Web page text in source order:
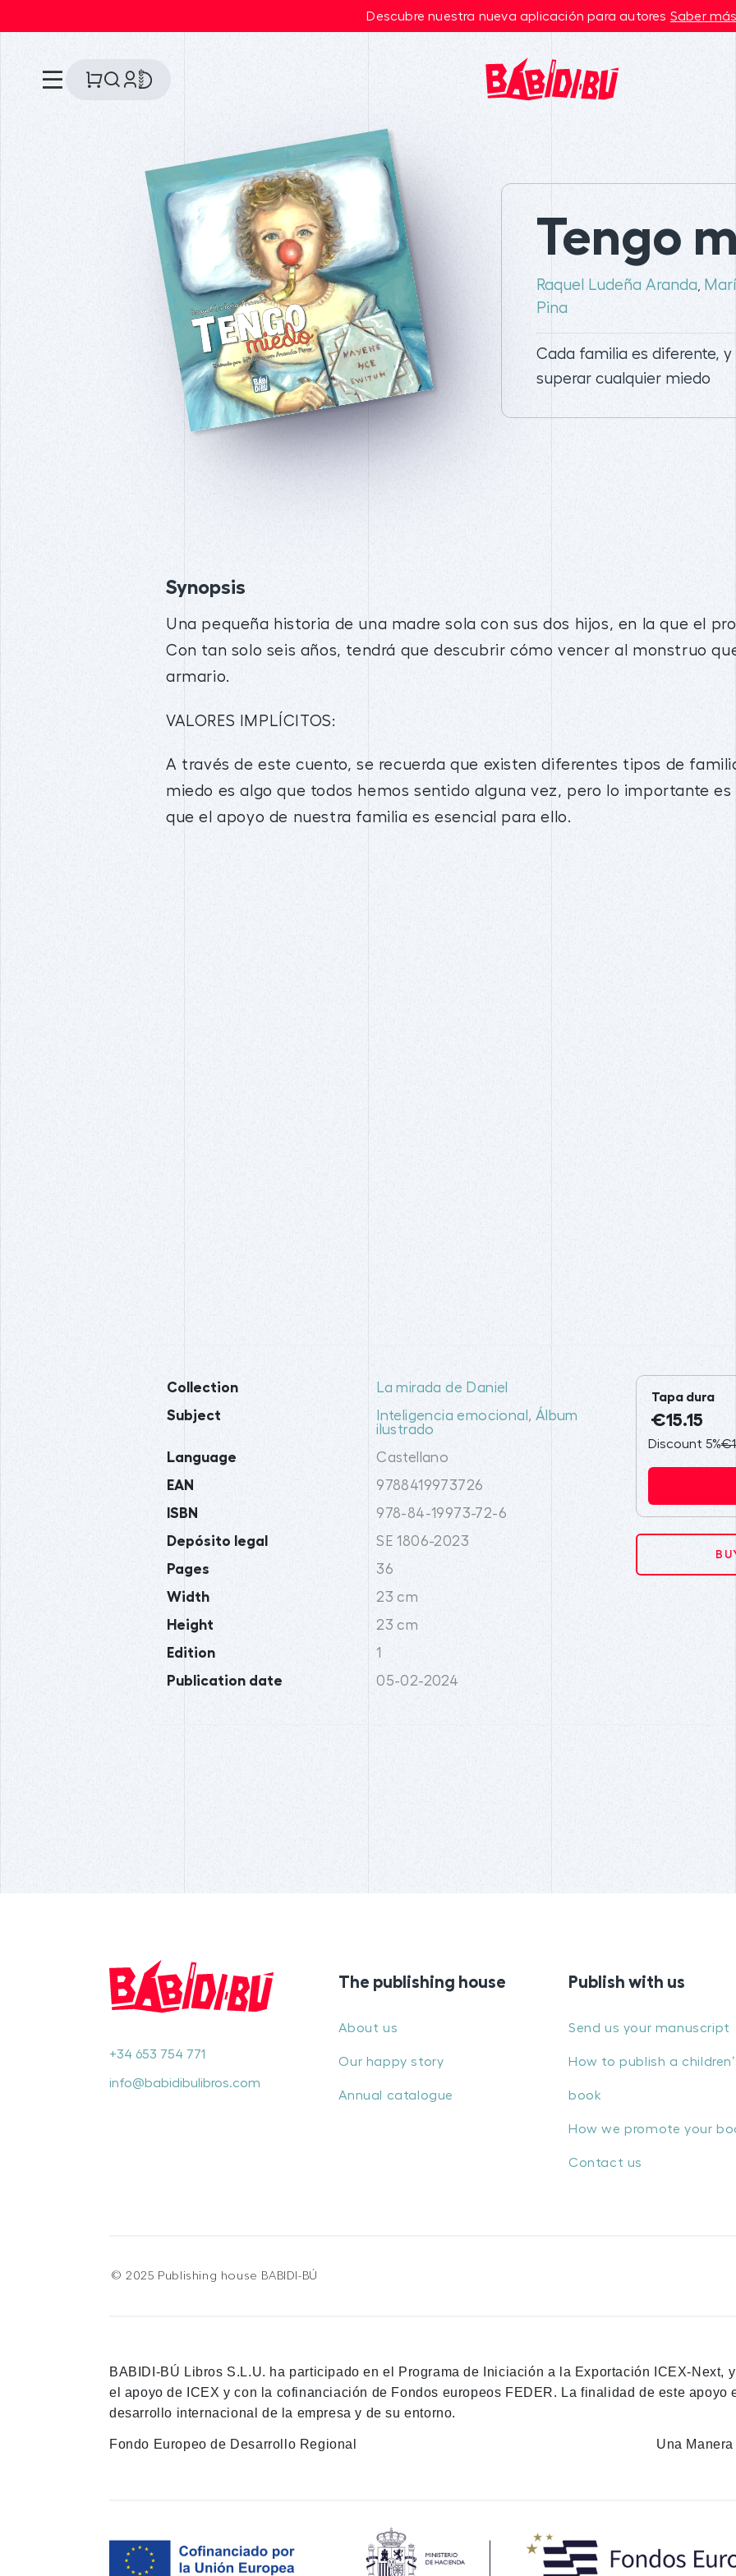
Descubre nuestra nueva aplicación para autores Saber
Tengo
Raquel Ludeña Aranda
Pina
Cada familia es diferente,
superar cualquier miedo
Synopsis
Una pequeña historia de una madre sola con sus dos hijos, en la que el
Con tan solo seis años, tendrá que descubrir cómo vencer al monstruo
armario.
VALORES IMPLÍCITOS:
A través de este cuento, se recuerda que existen diferentes tipos de
miedo es algo que todos hemos sentido alguna vez, pero lo importante
que el apoyo de nuestra familia es esencial para ello.
Collection La mirada de Daniel
Subject Inteligencia emocional , Álbum
ilustrado
Language Castellano
EAN 9788419973726
ISBN 978-84-19973-72-6
Depósito legal SE 1806-2023
Pages 36
Width 23 cm
Height 23 cm
Edition 1
Publication date 05-02-2024
Tapa dura
€15.15
Discount 5%
+34 653 754 771
info@babidibulibros.com
The publishing house
About us
Our happy story
Annual catalogue
Publish with us
Send us your manuscript
How to publish a
book
How we promote your
Contact us
© 2025 Publishing house BABIDI-BÚ
BABIDI-BÚ Libros S.L.U. ha participado en el Programa de Iniciación a la Exportación ICEX-Next,
el apoyo de ICEX y con la cofinanciación de Fondos europeos FEDER. La finalidad de este apoyo
desarrollo internacional de la empresa y de su entorno.
Fondo Europeo de Desarrollo Regional Una